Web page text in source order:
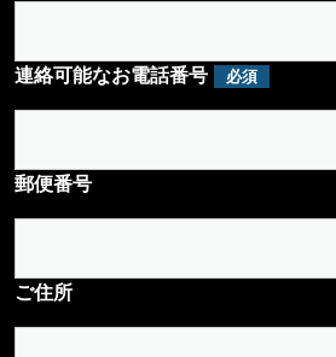
連絡可能なお電話番号 必須
郵便番号
ご住所